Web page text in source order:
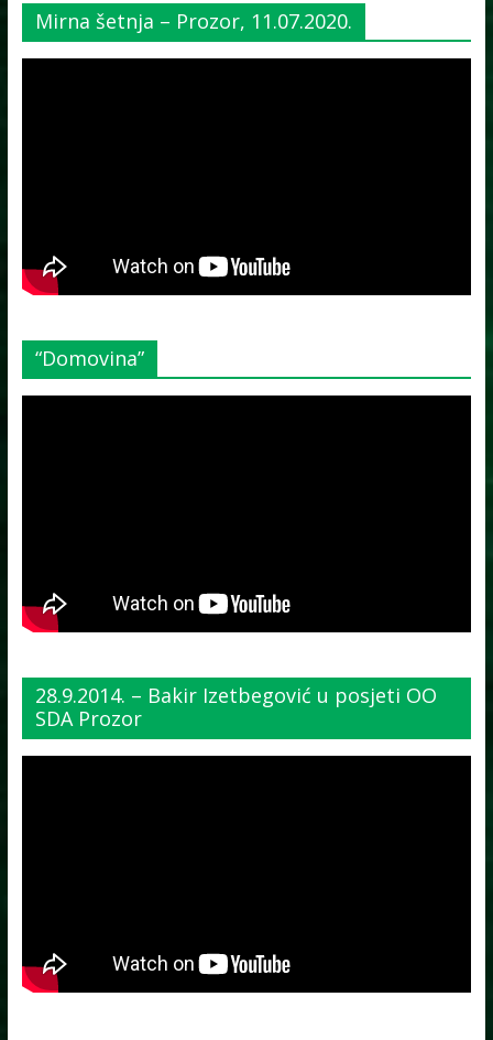
Mirna šetnja – Prozor, 11.07.2020.
“Domovina”
28.9.2014. – Bakir Izetbegović u posjeti OO
SDA Prozor